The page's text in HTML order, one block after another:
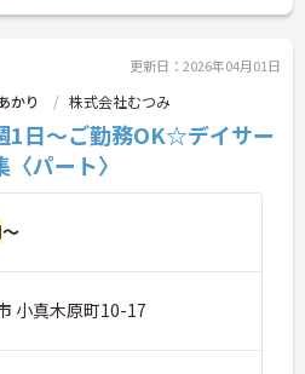
更新日：2026年04月01日
かり 株式会社むつみ
1日～ご勤務OK☆デイサー
パート〉
～
小真木原町10-17